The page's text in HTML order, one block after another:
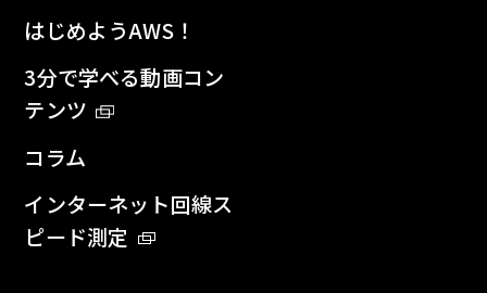
はじめようAWS！
3分で学べる動画コン
テンツ
コラム
インターネット回線ス
ピード測定